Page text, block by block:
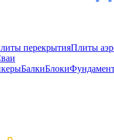
перекрытияПлиты
БалкиБлоки